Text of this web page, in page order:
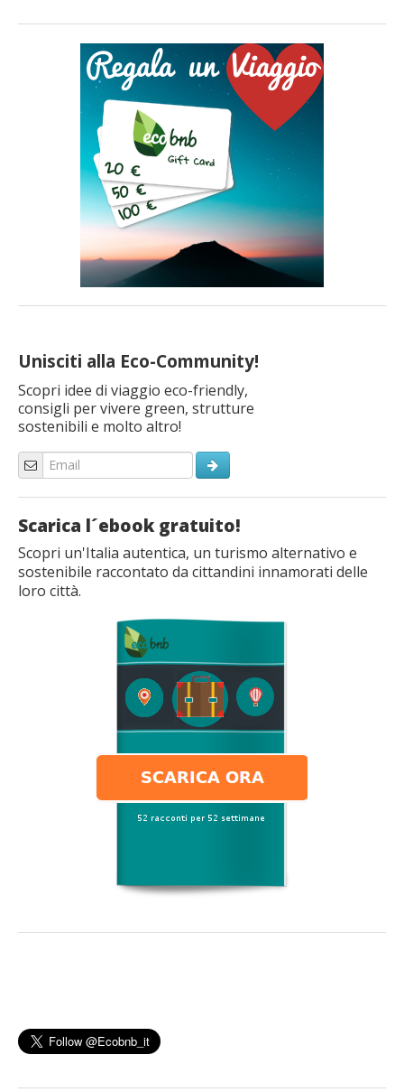
Unisciti alla Eco-Community!
Scopri idee di viaggio eco-friendly,
consigli per vivere green, strutture
sostenibili e molto altro!
Scarica l´ebook gratuito!
Scopri un'Italia autentica, un turismo alternativo e
sostenibile raccontato da cittandini innamorati delle
loro città.